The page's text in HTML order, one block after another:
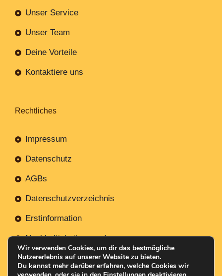
Unser Service
Unser Team
Deine Vorteile
Kontaktiere uns
Rechtliches
Impressum
Datenschutz
AGBs
Datenschutzverzeichnis
Erstinformation
Nachhaltigkeitsverordnung
Wir verwenden Cookies, um dir das bestmögliche
Nutzererlebnis auf unserer Website zu bieten.
Du kannst mehr darüber erfahren, welche Cookies wir